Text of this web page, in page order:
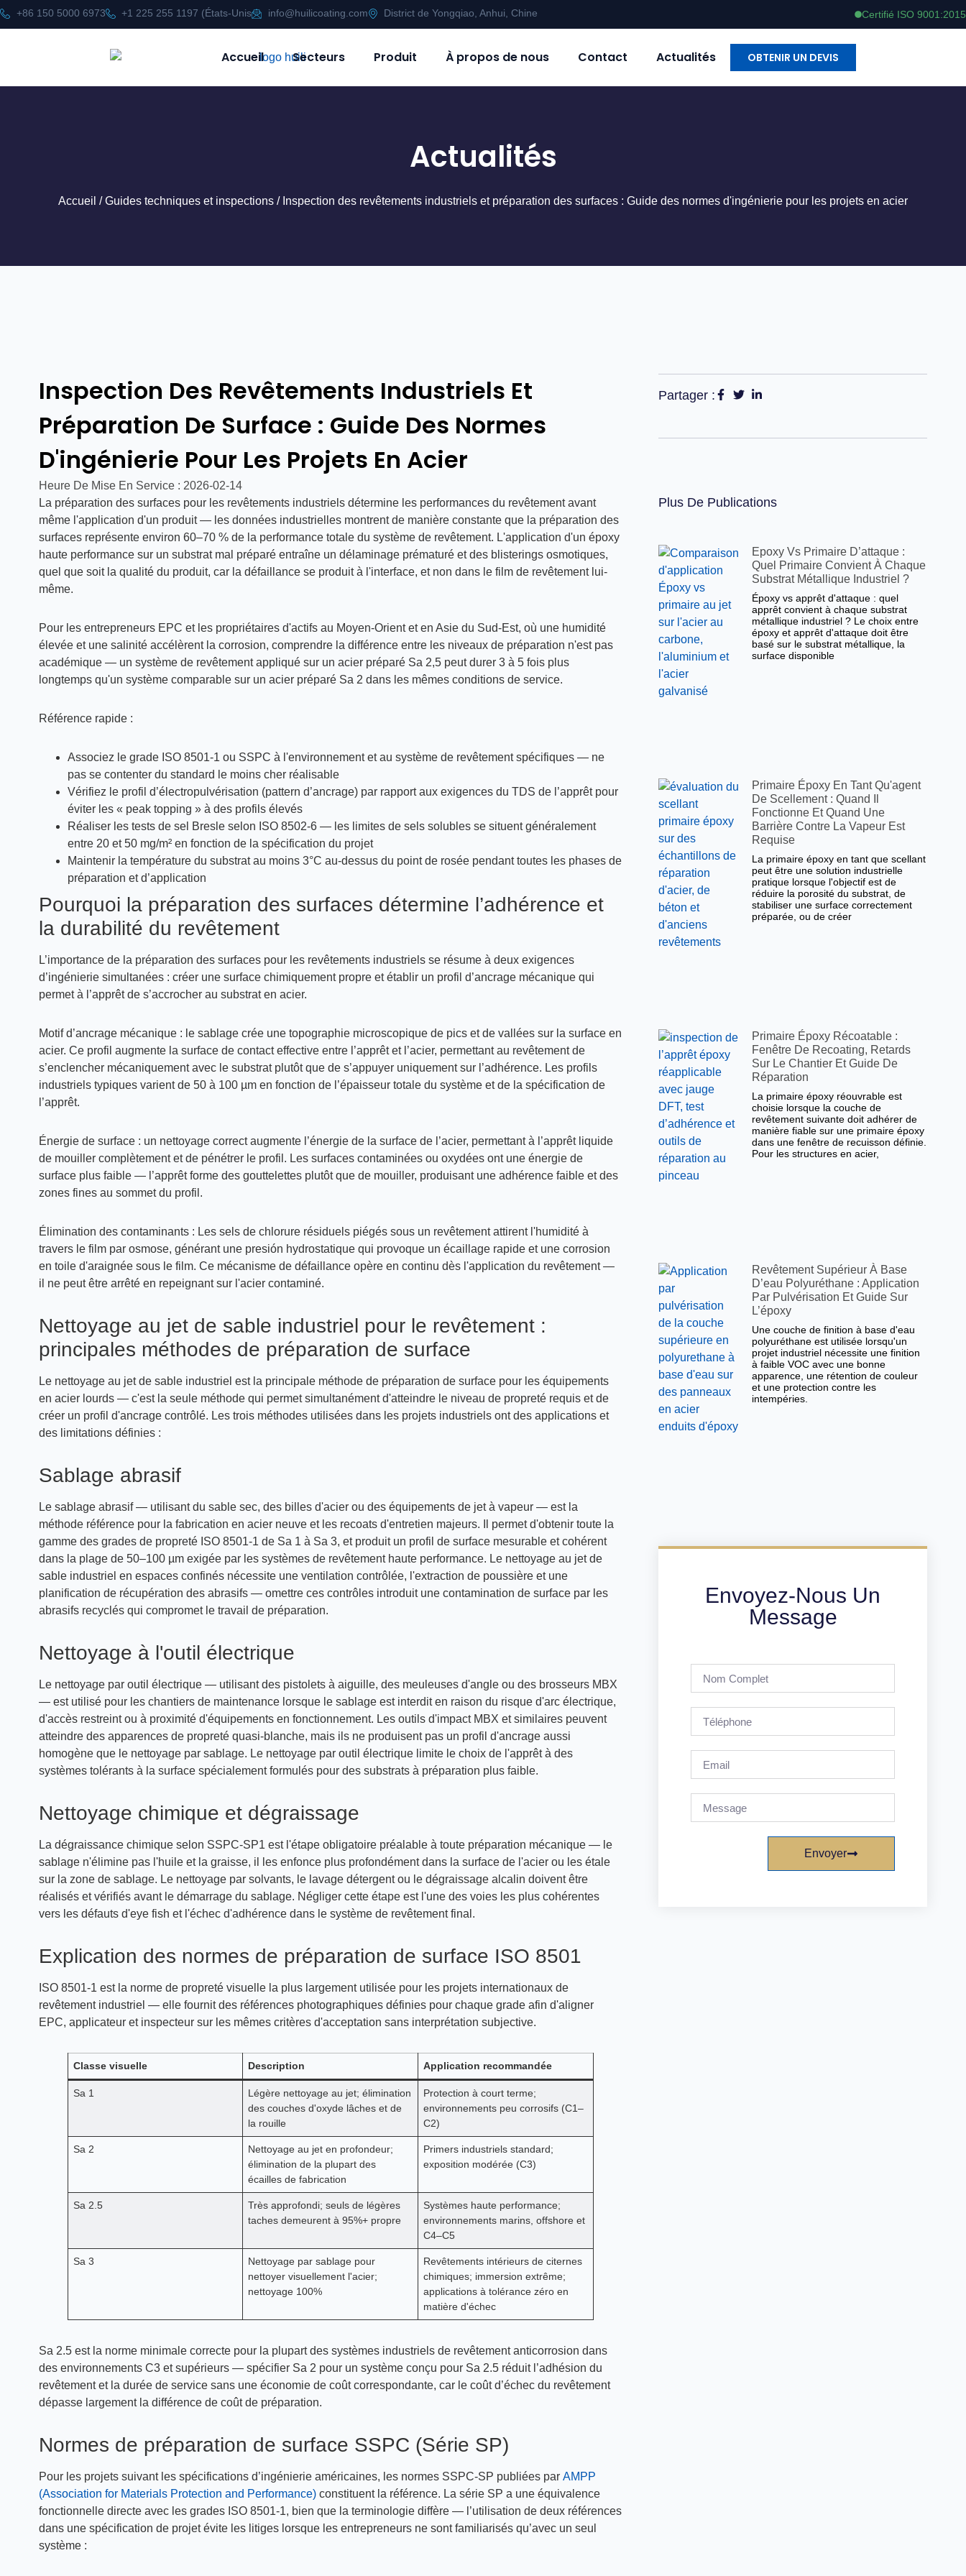
+86 150 5000 6973 +1 225 255 1197 (États-Unis info@huilicoating.com District de Yongqiao, Anhui, Chine Certifié ISO 9001:2015
Accueil Secteurs Produit À propos de nous Contact Actualités OBTENIR UN DEVIS
Actualités
Accueil /Guides techniques et inspections / Inspection des revêtements industriels et préparation des surfaces : Guide des normes d'ingénierie pour les projets en acier
Inspection Des Revêtements Industriels Et
Préparation De Surface : Guide Des Normes
D'ingénierie Pour Les Projets En Acier
Heure De Mise En Service : 2026-02-14
La préparation des surfaces pour les revêtements industriels détermine les performances du revêtement avant
même l'application d'un produit — les données industrielles montrent de manière constante que la préparation des
surfaces représente environ 60–70 % de la performance totale du système de revêtement. L'application d'un époxy
haute performance sur un substrat mal préparé entraîne un délaminage prématuré et des blisterings osmotiques,
quel que soit la qualité du produit, car la défaillance se produit à l'interface, et non dans le film de revêtement lui-
même.
Pour les entrepreneurs EPC et les propriétaires d'actifs au Moyen-Orient et en Asie du Sud-Est, où une humidité
élevée et une salinité accélèrent la corrosion, comprendre la différence entre les niveaux de préparation n'est pas
académique — un système de revêtement appliqué sur un acier préparé Sa 2,5 peut durer 3 à 5 fois plus
longtemps qu'un système comparable sur un acier préparé Sa 2 dans les mêmes conditions de service.
Référence rapide :
Associez le grade ISO 8501-1 ou SSPC à l'environnement et au système de revêtement spécifiques — ne
pas se contenter du standard le moins cher réalisable
Vérifiez le profil d’électropulvérisation (pattern d’ancrage) par rapport aux exigences du TDS de l’apprêt pour
éviter les « peak topping » à des profils élevés
Réaliser les tests de sel Bresle selon ISO 8502-6 — les limites de sels solubles se situent généralement
entre 20 et 50 mg/m² en fonction de la spécification du projet
Maintenir la température du substrat au moins 3°C au-dessus du point de rosée pendant toutes les phases de
préparation et d’application
Pourquoi la préparation des surfaces détermine l’adhérence et
la durabilité du revêtement
L’importance de la préparation des surfaces pour les revêtements industriels se résume à deux exigences
d’ingénierie simultanées : créer une surface chimiquement propre et établir un profil d’ancrage mécanique qui
permet à l’apprêt de s’accrocher au substrat en acier.
Motif d’ancrage mécanique : le sablage crée une topographie microscopique de pics et de vallées sur la surface en
acier. Ce profil augmente la surface de contact effective entre l’apprêt et l’acier, permettant au revêtement de
s’enclencher mécaniquement avec le substrat plutôt que de s’appuyer uniquement sur l’adhérence. Les profils
industriels typiques varient de 50 à 100 µm en fonction de l’épaisseur totale du système et de la spécification de
l’apprêt.
Énergie de surface : un nettoyage correct augmente l’énergie de la surface de l’acier, permettant à l’apprêt liquide
de mouiller complètement et de pénétrer le profil. Les surfaces contaminées ou oxydées ont une énergie de
surface plus faible — l’apprêt forme des gouttelettes plutôt que de mouiller, produisant une adhérence faible et des
zones fines au sommet du profil.
Élimination des contaminants : Les sels de chlorure résiduels piégés sous un revêtement attirent l'humidité à
travers le film par osmose, générant une presión hydrostatique qui provoque un écaillage rapide et une corrosion
en toile d'araignée sous le film. Ce mécanisme de défaillance opère en continu dès l'application du revêtement —
il ne peut être arrêté en repeignant sur l'acier contaminé.
Nettoyage au jet de sable industriel pour le revêtement :
principales méthodes de préparation de surface
Le nettoyage au jet de sable industriel est la principale méthode de préparation de surface pour les équipements
en acier lourds — c'est la seule méthode qui permet simultanément d'atteindre le niveau de propreté requis et de
créer un profil d'ancrage contrôlé. Les trois méthodes utilisées dans les projets industriels ont des applications et
des limitations définies :
Sablage abrasif
Le sablage abrasif — utilisant du sable sec, des billes d'acier ou des équipements de jet à vapeur — est la
méthode référence pour la fabrication en acier neuve et les recoats d'entretien majeurs. Il permet d'obtenir toute la
gamme des grades de propreté ISO 8501-1 de Sa 1 à Sa 3, et produit un profil de surface mesurable et cohérent
dans la plage de 50–100 µm exigée par les systèmes de revêtement haute performance. Le nettoyage au jet de
sable industriel en espaces confinés nécessite une ventilation contrôlée, l'extraction de poussière et une
planification de récupération des abrasifs — omettre ces contrôles introduit une contamination de surface par les
abrasifs recyclés qui compromet le travail de préparation.
Nettoyage à l'outil électrique
Le nettoyage par outil électrique — utilisant des pistolets à aiguille, des meuleuses d'angle ou des brosseurs MBX
— est utilisé pour les chantiers de maintenance lorsque le sablage est interdit en raison du risque d'arc électrique,
d'accès restreint ou à proximité d'équipements en fonctionnement. Les outils d'impact MBX et similaires peuvent
atteindre des apparences de propreté quasi-blanche, mais ils ne produisent pas un profil d'ancrage aussi
homogène que le nettoyage par sablage. Le nettoyage par outil électrique limite le choix de l'apprêt à des
systèmes tolérants à la surface spécialement formulés pour des substrats à préparation plus faible.
Nettoyage chimique et dégraissage
La dégraissance chimique selon SSPC-SP1 est l'étape obligatoire préalable à toute préparation mécanique — le
sablage n'élimine pas l'huile et la graisse, il les enfonce plus profondément dans la surface de l'acier ou les étale
sur la zone de sablage. Le nettoyage par solvants, le lavage détergent ou le dégraissage alcalin doivent être
réalisés et vérifiés avant le démarrage du sablage. Négliger cette étape est l'une des voies les plus cohérentes
vers les défauts d'eye fish et l'échec d'adhérence dans le système de revêtement final.
Explication des normes de préparation de surface ISO 8501
ISO 8501-1 est la norme de propreté visuelle la plus largement utilisée pour les projets internationaux de
revêtement industriel — elle fournit des références photographiques définies pour chaque grade afin d'aligner
EPC, applicateur et inspecteur sur les mêmes critères d'acceptation sans interprétation subjective.
Classe visuelle Description Application recommandée
Sa 1
Légère nettoyage au jet; élimination
des couches d'oxyde lâches et de
la rouille
Protection à court terme;
environnements peu corrosifs (C1–
C2)
Sa 2
Nettoyage au jet en profondeur;
élimination de la plupart des
écailles de fabrication
Primers industriels standard;
exposition modérée (C3)
Sa 2.5
Très approfondi; seuls de légères
taches demeurent à 95%+ propre
Systèmes haute performance;
environnements marins, offshore et
C4–C5
Sa 3
Nettoyage par sablage pour
nettoyer visuellement l'acier;
nettoyage 100%
Revêtements intérieurs de citernes
chimiques; immersion extrême;
applications à tolérance zéro en
matière d'échec
Sa 2.5 est la norme minimale correcte pour la plupart des systèmes industriels de revêtement anticorrosion dans
des environnements C3 et supérieurs — spécifier Sa 2 pour un système conçu pour Sa 2.5 réduit l’adhésion du
revêtement et la durée de service sans une économie de coût correspondante, car le coût d’échec du revêtement
dépasse largement la différence de coût de préparation.
Normes de préparation de surface SSPC (Série SP)
Pour les projets suivant les spécifications d’ingénierie américaines, les normes SSPC-SP publiées par AMPP
(Association for Materials Protection and Performance)constituent la référence. La série SP a une équivalence
fonctionnelle directe avec les grades ISO 8501-1, bien que la terminologie diffère — l’utilisation de deux références
dans une spécification de projet évite les litiges lorsque les entrepreneurs ne sont familiarisés qu’avec un seul
système :
Partager :
Plus De Publications
Epoxy Vs Primaire D’attaque :
Quel Primaire Convient À Chaque
Substrat Métallique Industriel ?
Époxy vs apprêt d'attaque : quel
apprêt convient à chaque substrat
métallique industriel ? Le choix entre
époxy et apprêt d'attaque doit être
basé sur le substrat métallique, la
surface disponible
Primaire Époxy En Tant Qu'agent
De Scellement : Quand Il
Fonctionne Et Quand Une
Barrière Contre La Vapeur Est
Requise
La primaire époxy en tant que scellant
peut être une solution industrielle
pratique lorsque l'objectif est de
réduire la porosité du substrat, de
stabiliser une surface correctement
préparée, ou de créer
Primaire Époxy Récoatable :
Fenêtre De Recoating, Retards
Sur Le Chantier Et Guide De
Réparation
La primaire époxy réouvrable est
choisie lorsque la couche de
revêtement suivante doit adhérer de
manière fiable sur une primaire époxy
dans une fenêtre de recuisson définie.
Pour les structures en acier,
Revêtement Supérieur À Base
D’eau Polyuréthane : Application
Par Pulvérisation Et Guide Sur
L’époxy
Une couche de finition à base d'eau
polyuréthane est utilisée lorsqu'un
projet industriel nécessite une finition
à faible VOC avec une bonne
apparence, une rétention de couleur
et une protection contre les
intempéries.
Envoyez-Nous Un
Message
Envoyer